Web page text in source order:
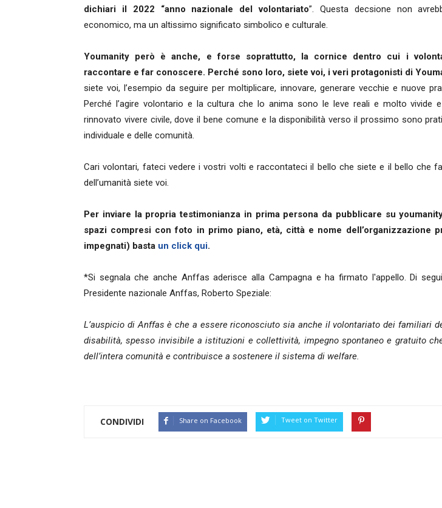
dichiari il 2022 “anno nazionale del volontariato”. Questa decsione non
economico, ma un altissimo significato simbolico e culturale.
Youmanity però è anche, e forse soprattutto, la cornice dentro cui i
raccontare e far conoscere. Perché sono loro, siete voi, i veri protagonisti di
siete voi, l’esempio da seguire per moltiplicare, innovare, generare vecchie e nuove
Perché l’agire volontario e la cultura che lo anima sono le leve reali e molto vivide
rinnovato vivere civile, dove il bene comune e la disponibilità verso il prossimo sono
individuale e delle comunità.
Cari volontari, fateci vedere i vostri volti e raccontateci il bello che siete e il bello che
dell’umanità siete voi.
Per inviare la propria testimonianza in prima persona da pubblicare su
spazi compresi con foto in primo piano, età, città e nome dell’organizzazione
impegnati) basta un click qui.
*Si segnala che anche Anffas aderisce alla Campagna e ha firmato l'appello. Di
Presidente nazionale Anffas, Roberto Speziale:
L’auspicio di Anffas è che a essere riconosciuto sia anche il volontariato dei familiari
disabilità, spesso invisibile a istituzioni e collettività, impegno spontaneo e gratuito
dell’intera comunità e contribuisce a sostenere il sistema di welfare.
CONDIVIDI Share on Facebook Tweet on Twitter